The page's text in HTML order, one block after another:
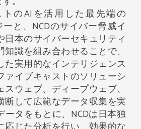
のAIを活用した最先端の
と、NCDのサイバー脅威イ
日本のサイバーセキュリティ
識を組み合わせることで、
た実用的なインテリジェンス
ァイブキャストのソリューシ
ウェブ、ディープウェブ、
断して広範なデータ収集を実
タをもとに、NCDは日本独